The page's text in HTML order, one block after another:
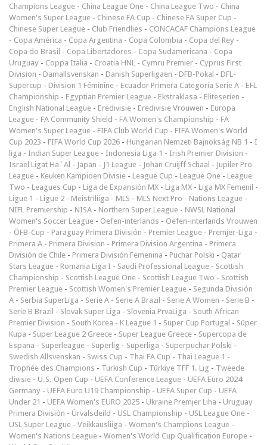
Champions League - China League One - China League Two - China
Women's Super League - Chinese FA Cup - Chinese FA Super Cup -
Chinese Super League - Club Friendlies - CONCACAF Champions League
- Copa América - Copa Argentina - Copa Colombia - Copa del Rey -
Copa do Brasil - Copa Libertadores - Copa Sudamericana - Copa
Uruguay - Coppa Italia - Croatia HNL - Cymru Premier - Cyprus First
Division - Damallsvenskan - Danish Superligaen - DFB-Pokal - DFL-
Supercup - Division 1 Féminine - Ecuador Primera Categoría Serie A - EFL
Championship - Egyptian Premier League - Ekstraklasa - Eliteserien -
English National League - Eredivisie - Eredivisie Vrouwen - Europa
League - FA Community Shield - FA Women's Championship - FA
Women's Super League - FIFA Club World Cup - FIFA Women's World
Cup 2023 - FIFA World Cup 2026 - Hungarian Nemzeti Bajnokság NB 1 - I
liga - Indian Super League - Indonesia Liga 1 - Irish Premier Division -
Israel Ligat Ha`Al - Japan - J1 League - Johan Cruijff Schaal - Jupiler Pro
League - Keuken Kampioen Divisie - League Cup - League One - League
Two - Leagues Cup - Liga de Expansión MX - Liga MX - Liga MX Femenil -
Ligue 1 - Ligue 2 - Meistriliiga - MLS - MLS Next Pro - Nations League -
NIFL Premiership - NISA - Northern Super League - NWSL National
Women's Soccer League - Oefen-interlands - Oefen-interlands Vrouwen
- ÖFB-Cup - Paraguay Primera División - Premier League - Premjer-Liga -
Primera A - Primera Division - Primera Division Argentina - Primera
División de Chile - Primera División Femenina - Puchar Polski - Qatar
Stars League - Romania Liga I - Saudi Professional League - Scottish
Championship - Scottish League One - Scottish League Two - Scottish
Premier League - Scottish Women's Premier League - Segunda División
A - Serbia SuperLiga - Serie A - Serie A Brazil - Serie A Women - Serie B -
Serie B Brazil - Slovak Super Liga - Slovenia PrvaLiga - South African
Premier Division - South Korea - K League 1 - Super Cup Portugal - Süper
Kupa - Super League 2 Greece - Super League Greece - Supercopa de
Espana - Superleague - Superlig - Superliga - Superpuchar Polski -
Swedish Allsvenskan - Swiss Cup - Thai FA Cup - Thai League 1 -
Trophée des Champions - Turkish Cup - Türkiye TFF 1. Lig - Tweede
divisie - U.S. Open Cup - UEFA Conference League - UEFA Euro 2024
Germany - UEFA Euro U19 Championship - UEFA Super Cup - UEFA
Under 21 - UEFA Women's EURO 2025 - Ukraine Premjer Liha - Uruguay
Primera División - Úrvalsdeild - USL Championship - USL League One -
USL Super League - Veikkausliiga - Women's Champions League -
Women's Nations League - Women's World Cup Qualification Europe -